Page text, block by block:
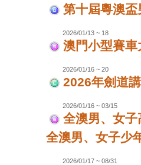
第十屆粵澳
2026/01/13 ~ 18
澳門小型賽
2026/01/16 ~ 20
2026年劍道
2026/01/16 ~ 03/15
全澳男、女
全澳男、女子少
2026/01/17 ~ 08/31